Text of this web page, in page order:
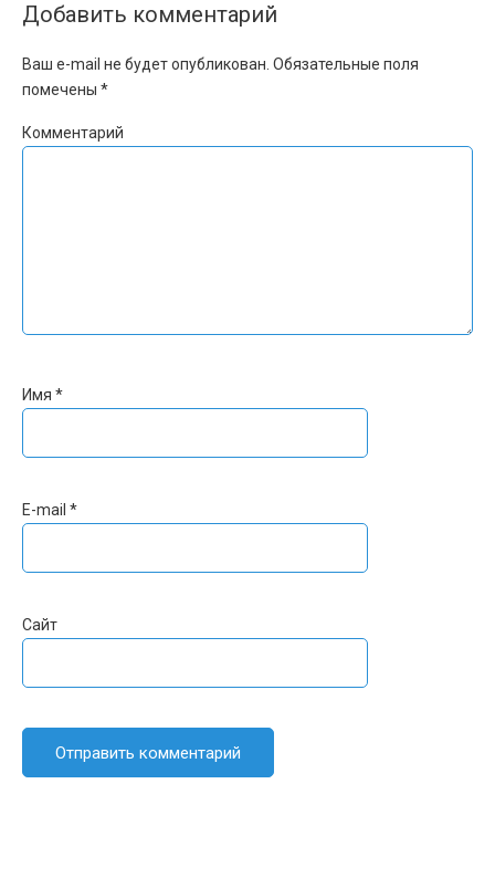
Добавить комментарий
Ваш e-mail не будет опубликован. Обязательные поля
помечены *
Комментарий
Имя *
E-mail *
Сайт